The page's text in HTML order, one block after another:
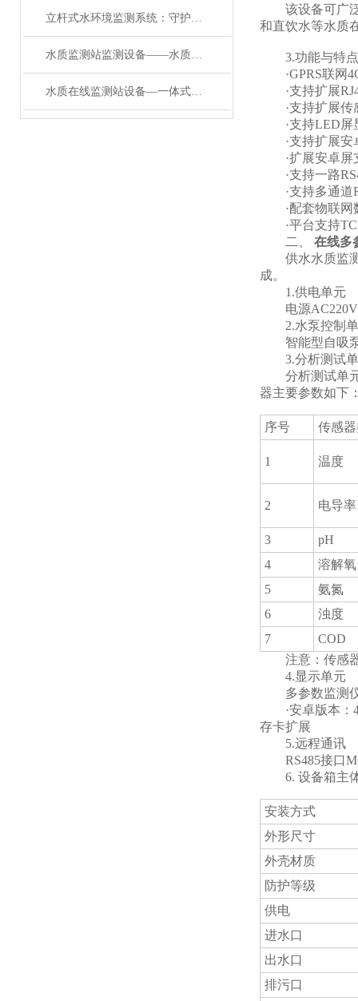
立杆式水环境监测系统：守护碧水的立杆水质监测站
水质监测站监测设备——水质在线监测系统：城市供水与污水处理的安全哨兵
水质在线监测站设备—一体式水质监测站：工业废水达标排放的“实时监管员”
该设备可广泛
和直饮水等水质
3.功能与特点
·GPRS联网
·支持扩展
·支持扩展传
·支持LED屏
·支持扩展安
·扩展安卓屏
·支持一路
·支持多通道
·配套物联网
·平台支持
二、
在线多
供水水质监测
成。
1.供电单元
电源AC220V
2.水泵控制
智能型自吸泵
3.分析测试
分析测试单元
器主要参数如下
序号 传感
1 温度
2 电导率
3
pH
4
溶解氧
5
氨氮
6
浊度
7
COD
注意：传感器
4.显示单元
多参数监测仪
·安卓版本：
存卡扩展
5.远程通讯
RS485接口
6. 设备箱主
安装方式
外形尺寸
外壳材质
防护等级
供电
进水口
出水口
排污口